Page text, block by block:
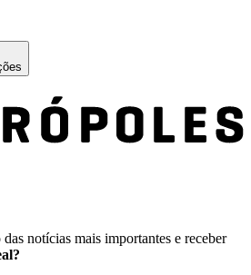
notícias mais importantes e receber